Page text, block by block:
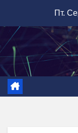
вмісту
Пт.